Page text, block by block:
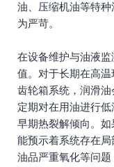
油、压缩机油等特
为严苛。
在设备维护与油液
值。对于长期在高
齿轮箱系统，润滑油
定期对在用油进行
早期热裂解倾向。
能预示着系统存在
油品严重氧化等问